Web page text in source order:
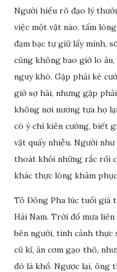
Người hiểu rõ đạo lý
việc một vật nào, tấm
đạm bạc tự giữ lấy mình,
cũng không bao giờ lo
nguy khó. Gặp phải kẻ
giờ sợ hãi, nhưng gặp
không nơi nương tựa họ
có ý chí kiên cường, biết
vật quấy nhiễu. Người
thoát khỏi những rắc rối
khác thực lòng khâm
Tô Đông Pha lúc tuổi già
Hải Nam. Trời đổ mưa
bên người, tình cảnh thực
cũ kĩ, ăn cơm gạo thô,
đó là khổ. Ngược lại, ông